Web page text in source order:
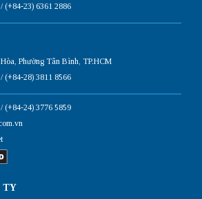
(+84-23) 6361 2886
Phường Tân Bình, TP.HCM
(+84-28) 3811 8566
(+84-24) 3776 5859
TY